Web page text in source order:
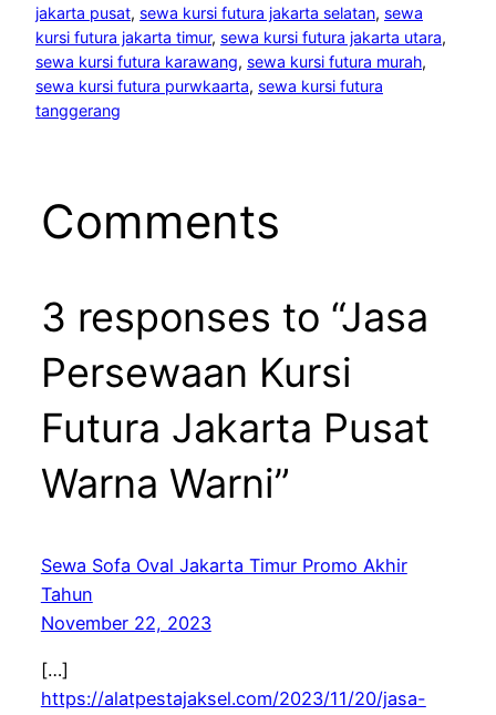
jakarta pusat, sewa kursi futura jakarta selatan, sewa
kursi futura jakarta timur, sewa kursi futura jakarta utara
sewa kursi futura karawang, sewa kursi futura murah
sewa kursi futura purwkaarta, sewa kursi futura
tanggerang
Comments
3 responses to “Jasa
Persewaan Kursi
Futura Jakarta Pusat
Warna Warni”
Sewa Sofa Oval Jakarta Timur Promo Akhir
Tahun
November 22, 2023
[…]
https://alatpestajaksel.com/2023/11/20/jasa-